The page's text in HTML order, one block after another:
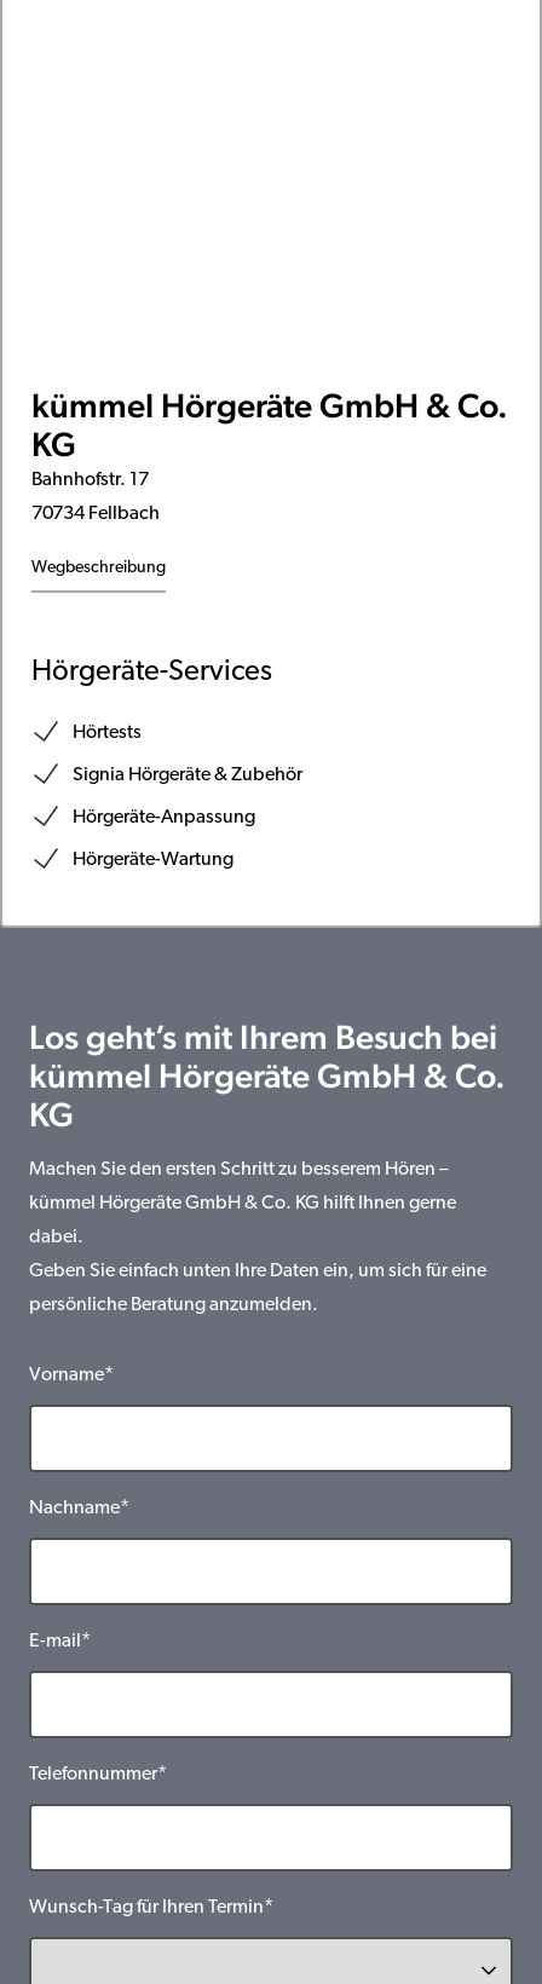
kümmel Hörgeräte GmbH & Co.
KG
Bahnhofstr. 17
70734 Fellbach
Wegbeschreibung
Hörgeräte-Services
Hörtests
Signia Hörgeräte & Zubehör
Hörgeräte-Anpassung
Hörgeräte-Wartung
Los geht’s mit Ihrem Besuch bei
kümmel Hörgeräte GmbH & Co.
KG
Machen Sie den ersten Schritt zu besserem Hören –
kümmel Hörgeräte GmbH & Co. KG hilft Ihnen gerne
dabei.
Geben Sie einfach unten Ihre Daten ein, um sich für eine
persönliche Beratung anzumelden.
Vorname*
Nachname*
E-mail*
Telefonnummer*
Wunsch-Tag für Ihren Termin*